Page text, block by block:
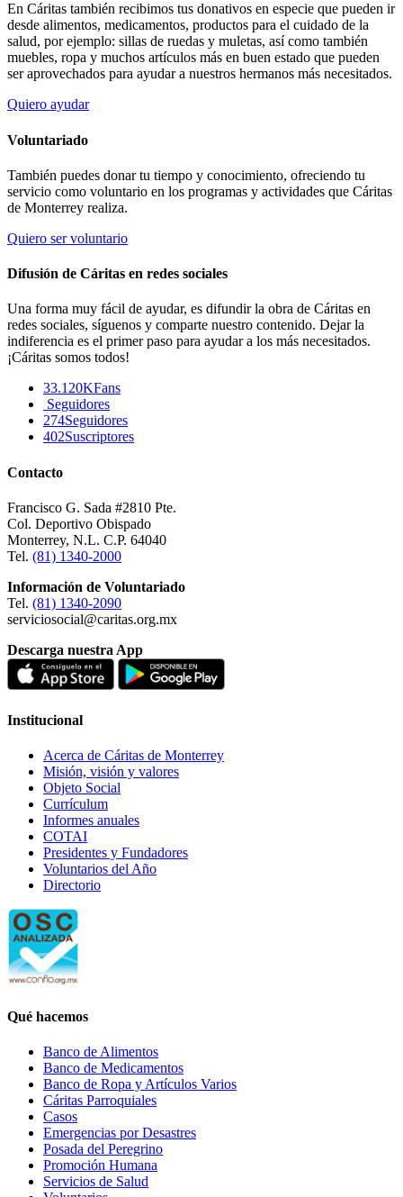
En Cáritas también recibimos tus donativos en especie que pueden ir
desde alimentos, medicamentos, productos para el cuidado de la
salud, por ejemplo: sillas de ruedas y muletas, así como también
muebles, ropa y muchos artículos más en buen estado que pueden
ser aprovechados para ayudar a nuestros hermanos más necesitados.
Quiero ayudar
Voluntariado
También puedes donar tu tiempo y conocimiento, ofreciendo tu
servicio como voluntario en los programas y actividades que Cáritas
de Monterrey realiza.
Quiero ser voluntario
Difusión de Cáritas en redes sociales
Una forma muy fácil de ayudar, es difundir la obra de Cáritas en
redes sociales, síguenos y comparte nuestro contenido. Dejar la
indiferencia es el primer paso para ayudar a los más necesitados.
¡Cáritas somos todos!
33.120KFans
Seguidores
274Seguidores
402Suscriptores
Contacto
Francisco G. Sada #2810 Pte.
Col. Deportivo Obispado
Monterrey, N.L. C.P. 64040
Tel. (81) 1340-2000
Información de Voluntariado
Tel. (81) 1340-2090
serviciosocial@caritas.org.mx
Descarga nuestra App
Institucional
Acerca de Cáritas de Monterrey
Misión, visión y valores
Objeto Social
Currículum
Informes anuales
COTAI
Presidentes y Fundadores
Voluntarios del Año
Directorio
Qué hacemos
Banco de Alimentos
Banco de Medicamentos
Banco de Ropa y Artículos Varios
Cáritas Parroquiales
Casos
Emergencias por Desastres
Posada del Peregrino
Promoción Humana
Servicios de Salud